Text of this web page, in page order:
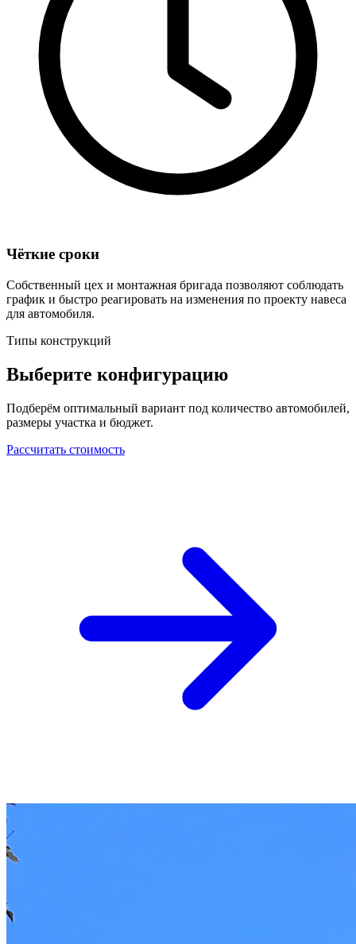
Чёткие сроки
Собственный цех и монтажная бригада позволяют соблюдать
график и быстро реагировать на изменения по проекту навеса
для автомобиля.
Типы конструкций
Выберите конфигурацию
Подберём оптимальный вариант под количество автомобилей,
размеры участка и бюджет.
Рассчитать стоимость